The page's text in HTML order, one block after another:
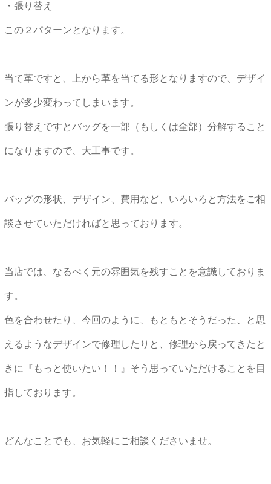
・張り替え
この２パターンとなります。
当て革ですと、上から革を当てる形となりますので、デザイ
ンが多少変わってしまいます。
張り替えですとバッグを一部（もしくは全部）分解すること
になりますので、大工事です。
バッグの形状、デザイン、費用など、いろいろと方法をご相
談させていただければと思っております。
当店では、なるべく元の雰囲気を残すことを意識しておりま
す。
色を合わせたり、今回のように、もともとそうだった、と思
えるようなデザインで修理したりと、修理から戻ってきたと
きに『もっと使いたい！！』そう思っていただけることを目
指しております。
どんなことでも、お気軽にご相談くださいませ。